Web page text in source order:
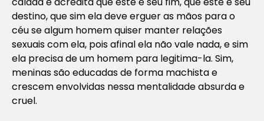
destino, que sim ela deve erguer as mãos para o
céu se algum homem quiser manter relações
sexuais com ela, pois afinal ela não vale nada, e sim
ela precisa de um homem para legitima-la. Sim,
meninas são educadas de forma machista e
crescem envolvidas nessa mentalidade absurda e
cruel.